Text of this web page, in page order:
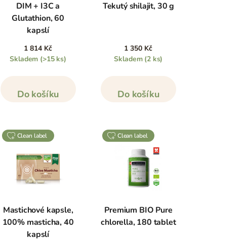
DIM + I3C a
Glutathion, 60
kapslí
1 814 Kč
Skladem (>15 ks)
Do košíku
Tekutý shilajit, 30 g
1 350 Kč
Skladem (2 ks)
Do košíku
clean label
Mastichové kapsle,
100% masticha, 40
kapslí
clean label
Premium BIO Pure
chlorella, 180 tablet